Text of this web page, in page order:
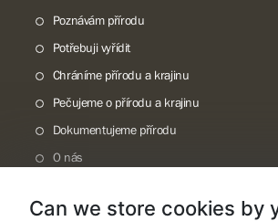
Poznávám přírodu
Potřebuji vyřídit
Chráníme přírodu a krajinu
Pečujeme o přírodu a krajinu
Dokumentujeme přírodu
O nás
Can we store cookies by